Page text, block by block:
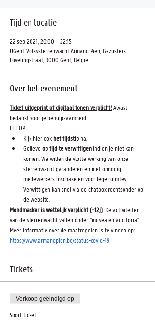
Tijd en locatie
22 sep 2021, 20:00 – 22:15
UGent-Volkssterrenwacht Armand Pien, Gezusters
Lovelingstraat, 9000 Gent, België
Over het evenement
Ticket uitgeprint of digitaal tonen verplicht! Alvast
bedankt voor je behulpzaamheid.
LET OP:
Kijk hier ook het tijdstip na.
Gelieve op tijd te verwittigen indien je niet kan
komen. We willen de vlotte werking van onze
sterrenwacht garanderen en niet onnodig
medewerkers inschakelen voor lege ruimtes.
Verwittigen kan snel via de chatbox rechtsonder op
de website.
Mondmasker is wettelijk verplicht (+12j) . De activiteiten
van de sterrenwacht vallen onder "musea en auditoria".
Meer informatie over de maatregelen is te vinden op:
https://www.armandpien.be/status-covid-19
Tickets
Verkoop geëindigd op
Soort ticket